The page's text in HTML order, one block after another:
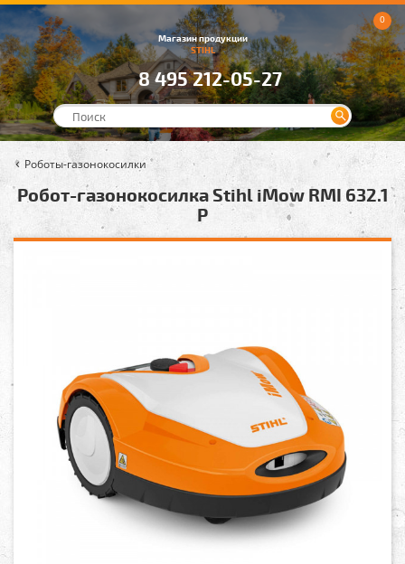
Магазин продукции
STIHL
8 495 212-05-27
0
Роботы-газонокосилки
Робот-газонокосилка Stihl iMow RMI 632.1
P